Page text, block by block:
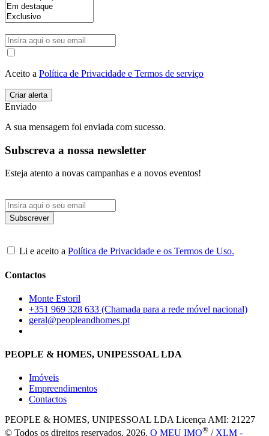
Aceito a Política de Privacidade e Termos de serviço
Enviado
A sua mensagem foi enviada com sucesso.
Subscreva a nossa newsletter
Esteja atento a novas campanhas e a novos eventos!
Li e aceito a Política de Privacidade e os Termos de Uso.
Contactos
Monte Estoril
+351 969 328 633 (Chamada para a rede móvel nacional)
geral@peopleandhomes.pt
PEOPLE & HOMES, UNIPESSOAL LDA
Imóveis
Empreendimentos
Contactos
PEOPLE & HOMES, UNIPESSOAL LDA Licença AMI: 21227
© Todos os direitos reservados, 2026. O MEU IMO® /XLM -